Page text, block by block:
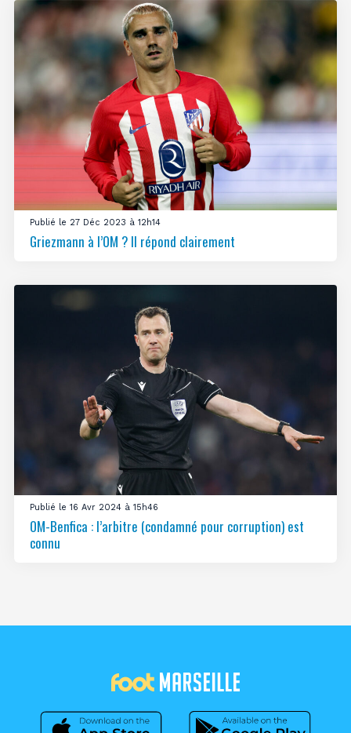
Publié le 27 Déc 2023 à 12h14
Griezmann à l’OM ? Il répond clairement
Publié le 16 Avr 2024 à 15h46
OM-Benfica : l’arbitre (condamné pour corruption) est
connu